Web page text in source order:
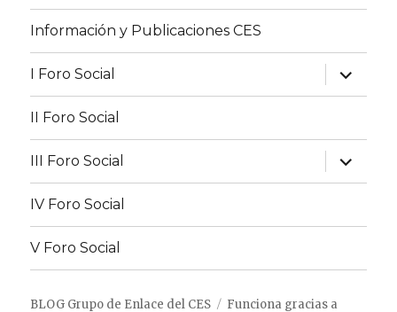
Información y Publicaciones CES
I Foro Social
expande
el
menú
II Foro Social
III Foro Social
expande
el
menú
IV Foro Social
V Foro Social
BLOG Grupo de Enlace del CES Funciona gracias a